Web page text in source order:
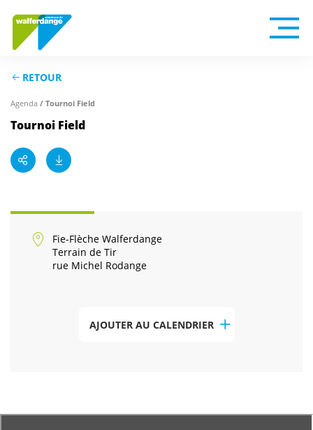
RETOUR
Agenda / Tournoi Field
Tournoi Field
Fie-Flèche Walferdange
Terrain de Tir
rue Michel Rodange
AJOUTER AU CALENDRIER